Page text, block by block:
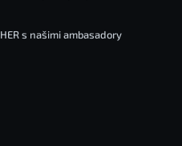
s našimi ambasadory